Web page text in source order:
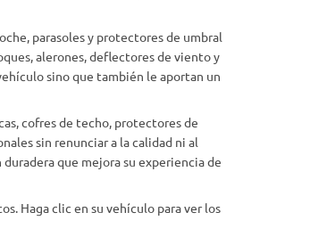
parasoles y protectores de umbral
alerones, deflectores de viento y
sino que también le aportan un
cofres de techo, protectores de
sin renunciar a la calidad ni al
que mejora su experiencia de
Haga clic en su vehículo para ver los